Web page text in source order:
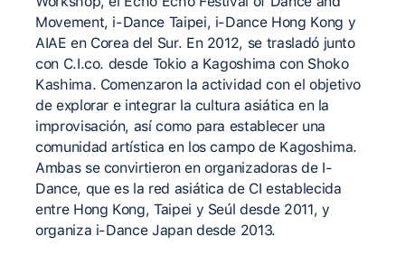
Movement, i-Dance Taipei, i-Dance Hong Kong y
AIAE en Corea del Sur. En 2012, se trasladó junto
con C.I.co. desde Tokio a Kagoshima con Shoko
Kashima. Comenzaron la actividad con el objetivo
de explorar e integrar la cultura asiática en la
improvisación, así como para establecer una
comunidad artística en los campo de Kagoshima.
Ambas se convirtieron en organizadoras de I-
Dance, que es la red asiática de CI establecida
entre Hong Kong, Taipei y Seúl desde 2011, y
organiza i-Dance Japan desde 2013.